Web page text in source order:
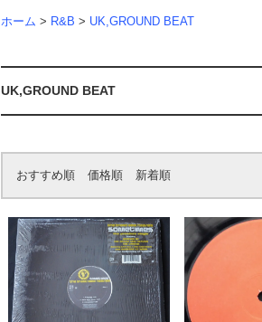
ホーム > R&B > UK,GROUND BEAT
UK,GROUND BEAT
おすすめ順 価格順 新着順